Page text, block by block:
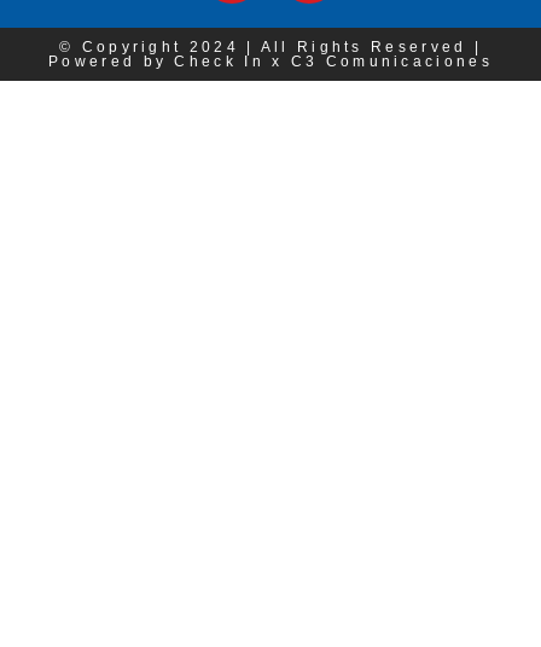
© Copyright 2024 | All Rights Reserved |
Powered by Check In x C3 Comunicaciones